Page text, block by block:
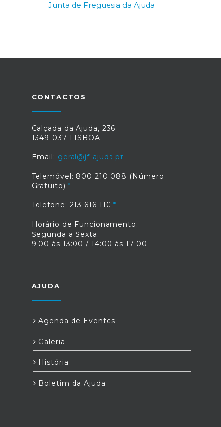
Junta de Freguesia da Ajuda
CONTACTOS
Calçada da Ajuda, 236
1349-037 LISBOA
Email: geral@jf-ajuda.pt
Telemóvel: 800 210 088 (Número
Gratuito)
Telefone: 213 616 110
Horário de Funcionamento:
Segunda a Sexta:
9:00 às 13:00 / 14:00 às 17:00
AJUDA
Agenda de Eventos
Galeria
História
Boletim da Ajuda